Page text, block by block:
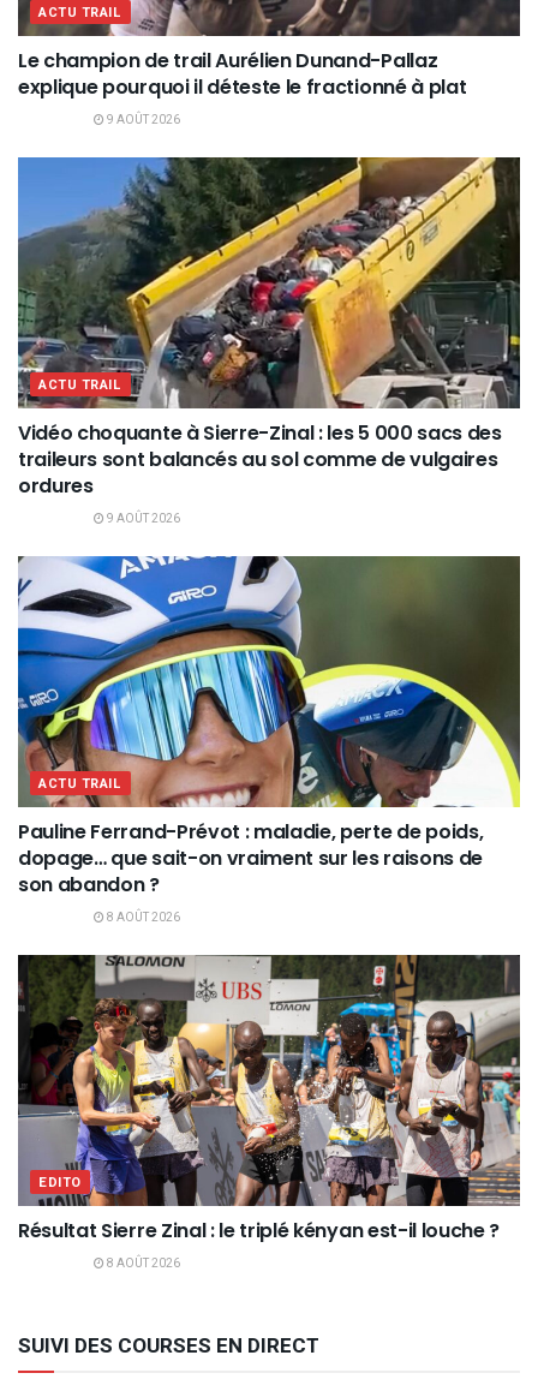
ACTU TRAIL
Le champion de trail Aurélien Dunand-Pallaz
explique pourquoi il déteste le fractionné à plat
9 AOÛT 2026
ACTU TRAIL
Vidéo choquante à Sierre-Zinal : les 5 000 sacs des
traileurs sont balancés au sol comme de vulgaires
ordures
9 AOÛT 2026
ACTU TRAIL
Pauline Ferrand-Prévot : maladie, perte de poids,
dopage… que sait-on vraiment sur les raisons de
son abandon ?
8 AOÛT 2026
EDITO
Résultat Sierre Zinal : le triplé kényan est-il louche ?
8 AOÛT 2026
SUIVI DES COURSES EN DIRECT